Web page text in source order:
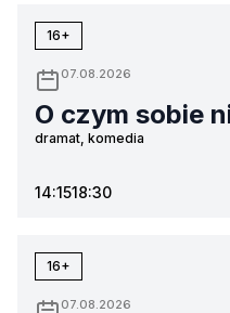
16+
07.08.2026
O czym sobie
dramat, komedia
14:1518:30
16+
07.08.2026